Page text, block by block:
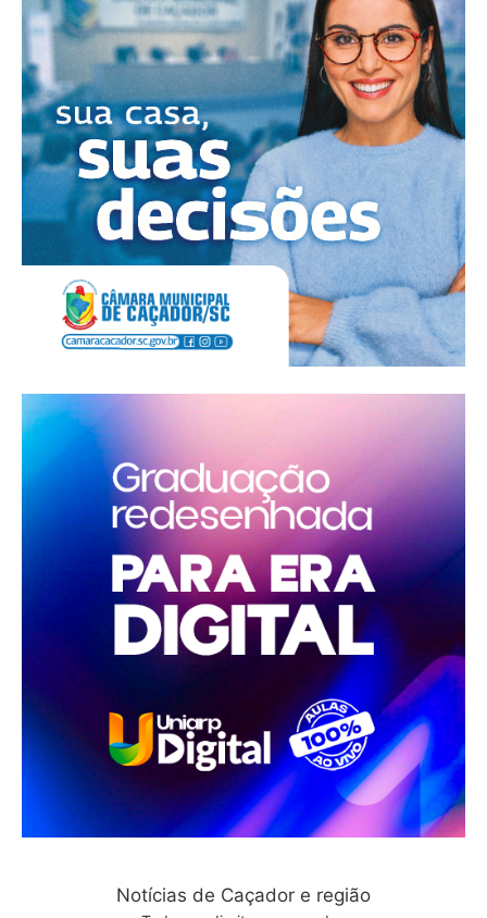
Notícias de Caçador e região